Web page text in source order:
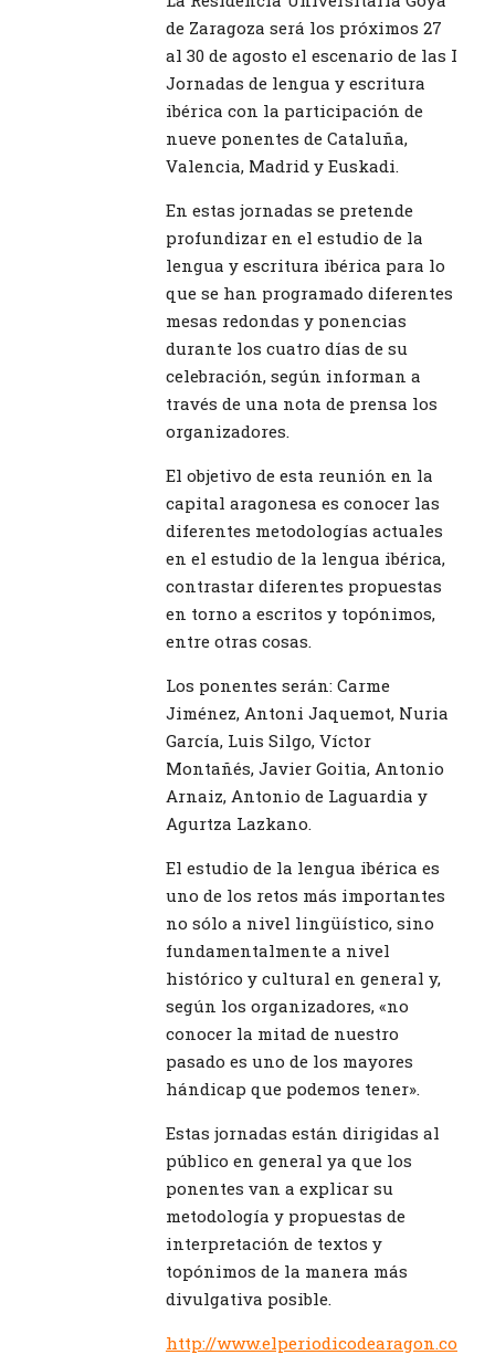
de Zaragoza será los próximos 27
al 30 de agosto el escenario de las I
Jornadas de lengua y escritura
ibérica con la participación de
nueve ponentes de Cataluña,
Valencia, Madrid y Euskadi.
En estas jornadas se pretende
profundizar en el estudio de la
lengua y escritura ibérica para lo
que se han programado diferentes
mesas redondas y ponencias
durante los cuatro días de su
celebración, según informan a
través de una nota de prensa los
organizadores.
El objetivo de esta reunión en la
capital aragonesa es conocer las
diferentes metodologías actuales
en el estudio de la lengua ibérica,
contrastar diferentes propuestas
en torno a escritos y topónimos,
entre otras cosas.
Los ponentes serán: Carme
Jiménez, Antoni Jaquemot, Nuria
García, Luis Silgo, Víctor
Montañés, Javier Goitia, Antonio
Arnaiz, Antonio de Laguardia y
Agurtza Lazkano.
El estudio de la lengua ibérica es
uno de los retos más importantes
no sólo a nivel lingüístico, sino
fundamentalmente a nivel
histórico y cultural en general y,
según los organizadores, «no
conocer la mitad de nuestro
pasado es uno de los mayores
hándicap que podemos tener».
Estas jornadas están dirigidas al
público en general ya que los
ponentes van a explicar su
metodología y propuestas de
interpretación de textos y
topónimos de la manera más
divulgativa posible.
http://www.elperiodicodearagon.co